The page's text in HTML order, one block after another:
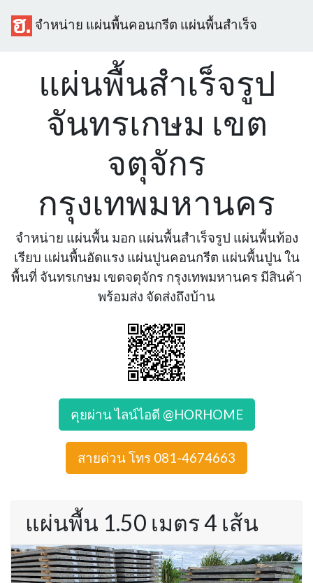
จำหน่าย แผ่นพื้นคอนกรีต แผ่นพื้นสำเร็จ
แผ่นพื้นสำเร็จรูป
จันทรเกษม เขต
จตุจักร
กรุงเทพมหานคร
จำหน่าย แผ่นพื้น มอก แผ่นพื้นสำเร็จรูป แผ่นพื้นท้อง
เรียบ แผ่นพื้นอัดแรง แผ่นปูนคอนกรีต แผ่นพื้นปูน ใน
พื้นที่ จันทรเกษม เขตจตุจักร กรุงเทพมหานคร มีสินค้า
พร้อมส่ง จัดส่งถึงบ้าน
คุยผ่าน ไลน์ไอดี @HORHOME
สายด่วน โทร 081-4674663
แผ่นพื้น 1.50 เมตร 4 เส้น